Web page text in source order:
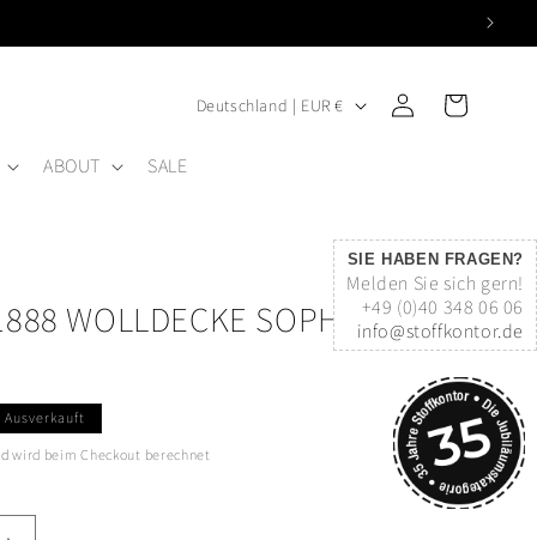
ABOUT SALE
N
E
N
Deutschland | EUR € EinloggenWarenkorb
SIE HABEN FRAGEN?
Melden Sie sich gern!
+49 (0)40 348 06 06
info@stoffkontor.de
WOLLDECKE SOPHIA
Ausverkauft
wird beim Checkout berechnet